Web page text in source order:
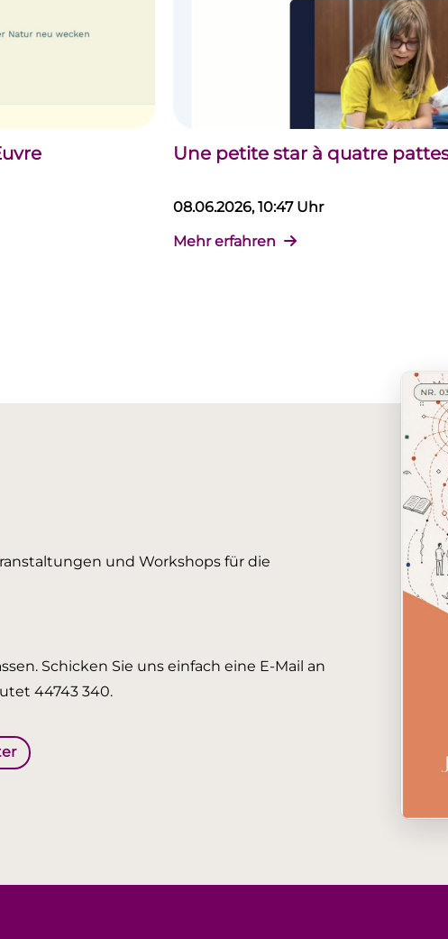
Une petite star à quatre
08.06.2026, 10:47 Uhr
Mehr erfahren
und Workshops für die
Schicken Sie uns einfach eine E-Mail an
44743 340.